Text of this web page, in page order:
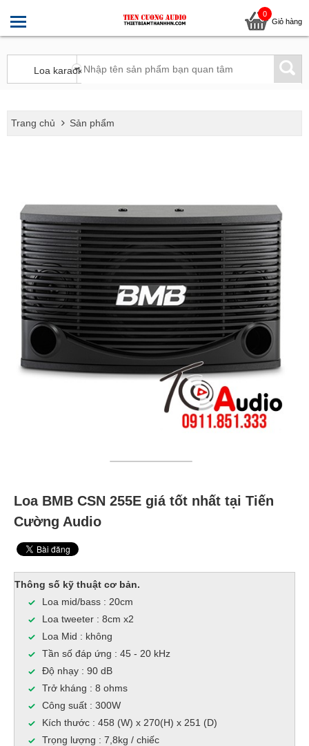
0
Giỏ hàng
Trang chủ Sản phẩm
Loa BMB CSN 255E giá tốt nhất tại Tiến
Cường Audio
Thông số kỹ thuật cơ bản.
Loa mid/bass : 20cm
Loa tweeter : 8cm x2
Loa Mid : không
Tần số đáp ứng : 45 - 20 kHz
Độ nhạy : 90 dB
Trở kháng : 8 ohms
Công suất : 300W
Kích thước : 458 (W) x 270(H) x 251 (D)
Trọng lượng : 7,8kg / chiếc